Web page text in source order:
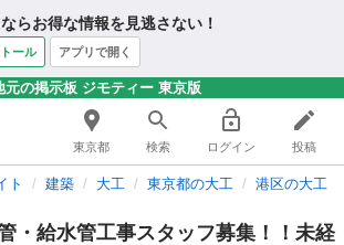
らお得な情報を見逃さない！
ール アプリで開く
元の掲示板 ジモティー 東京版
東京都 検索 ログイン 投稿
ト 建築 大工 東京都の大工 港区の大工
・給水管工事スタッフ募集！！未経